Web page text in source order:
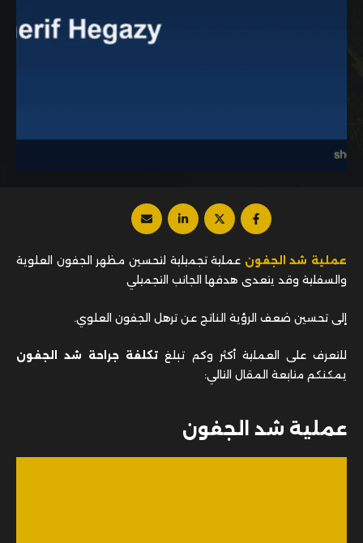
عملية شد الجفون عملية تجميلية لتحسين مظهر الجفون العلوية
والسفلية وقد يتعدى هدفها الجانب التجميلي
إلى تحسين ضعف الرؤية الناتج عن ترهل الجفون العلوي.
للتعرف على العملية أكثر وكم تبلغ تكلفة جراحة شد
الجفون
يمكنكم متابعة المقال التالي:
عملية شد الجفون